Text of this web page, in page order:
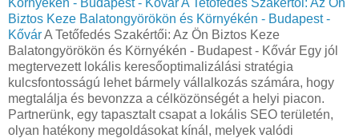
Biztos Keze Balatongyörökön és Környékén - Budapest -
KővárA Tetőfedés Szakértői: Az Ön Biztos Keze
Balatongyörökön és Környékén - Budapest - Kővár Egy jól
megtervezett lokális keresőoptimalizálási stratégia
kulcsfontosságú lehet bármely vállalkozás számára, hogy
megtalálja és bevonzza a célközönségét a helyi piacon.
Partnerünk, egy tapasztalt csapat a lokális SEO területén,
olyan hatékony megoldásokat kínál, melyek valódi